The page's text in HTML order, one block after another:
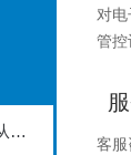
一文读懂材料失效分析：从故障表征到根因定位的完整流程
对
管控
客